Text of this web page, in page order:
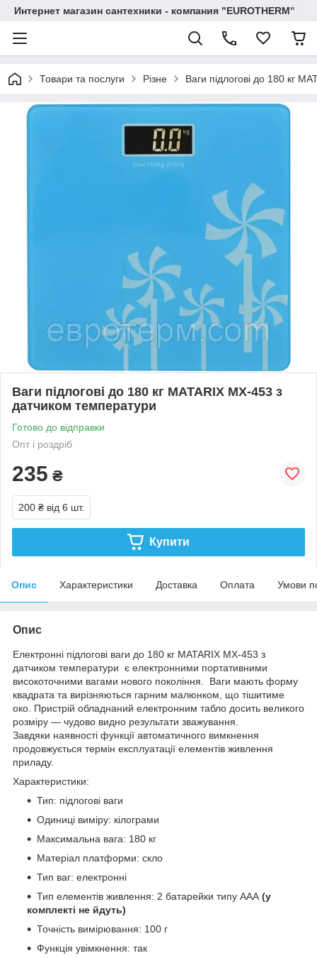
Интернет магазин сантехники - компания "EUROTHERM"
Товари та послуги Різне Ваги підлогові до 180 кг
Ваги підлогові до 180 кг MATARIX MX-453 з
датчиком температури
Готово до відправки
Опт і роздріб
235 ₴
200 ₴ від 6 шт.
Купити
Опис Характеристики Доставка Оплата Умови
Опис
Електронні підлогові ваги до 180 кг MATARIX MX-453 з
датчиком температури є електронними портативними
високоточними вагами нового покоління. Ваги мають форму
квадрата та вирізняються гарним малюнком, що тішитиме
око. Пристрій обладнаний електронним табло досить великого
розміру — чудово видно результати зважування.
Завдяки наявності функції автоматичного вимкнення
продовжується термін експлуатації елементів живлення
приладу.
Характеристики:
Тип: підлогові ваги
Одиниці виміру: кілограми
Максимальна вага: 180 кг
Матеріал платформи: скло
Тип ваг: електронні
Тип елементів живлення: 2 батарейки типу ААА (у
комплекті не йдуть)
Точність вимірювання: 100 г
Функція увімкнення: так